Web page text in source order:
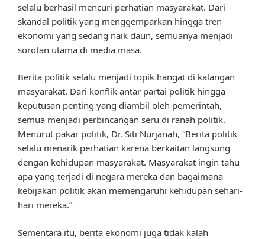
selalu berhasil mencuri perhatian masyarakat. Dari
skandal politik yang menggemparkan hingga tren
ekonomi yang sedang naik daun, semuanya menjadi
sorotan utama di media masa.
Berita politik selalu menjadi topik hangat di kalangan
masyarakat. Dari konflik antar partai politik hingga
keputusan penting yang diambil oleh pemerintah,
semua menjadi perbincangan seru di ranah politik.
Menurut pakar politik, Dr. Siti Nurjanah, “Berita politik
selalu menarik perhatian karena berkaitan langsung
dengan kehidupan masyarakat. Masyarakat ingin tahu
apa yang terjadi di negara mereka dan bagaimana
kebijakan politik akan memengaruhi kehidupan sehari-
hari mereka.”
Sementara itu, berita ekonomi juga tidak kalah